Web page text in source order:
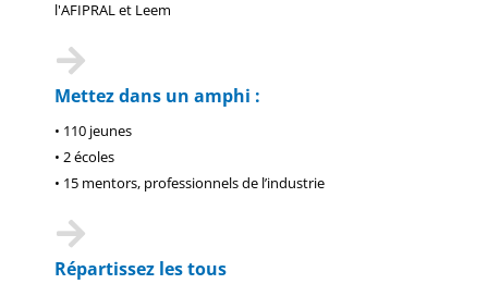
l'AFIPRAL et Leem
Mettez dans un amphi :
• 110 jeunes
• 2 écoles
• 15 mentors, professionnels de l’industrie
Répartissez les tous